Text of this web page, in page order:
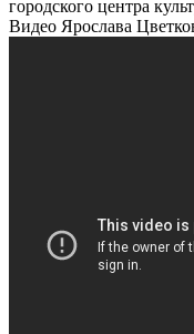
городского центра
Видео Ярослава